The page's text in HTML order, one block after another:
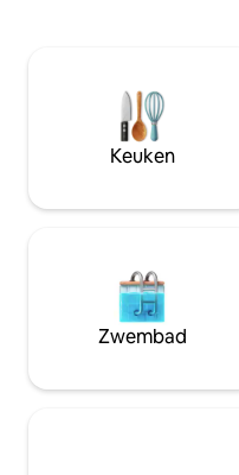
Het huis, goed
uitgerust met alle
voorzieningen – inclusief
gereserveerde
panoramisch terras? ...
Keuken
Zwembad